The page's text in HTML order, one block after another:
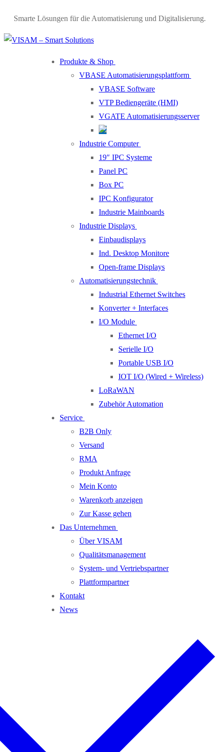
Smarte Lösungen für die Automatisierung und Digitalisierung.
Produkte & Shop
VBASE Automatisierungsplattform
VBASE Software
VTP Bediengeräte (HMI)
VGATE Automatisierungsserver
Industrie Computer
19″ IPC Systeme
Panel PC
Box PC
IPC Konfigurator
Industrie Mainboards
Industrie Displays
Einbaudisplays
Ind. Desktop Monitore
Open-frame Displays
Automatisierungstechnik
Industrial Ethernet Switches
Konverter + Interfaces
I/O Module
Ethernet I/O
Serielle I/O
Portable USB I/O
IOT I/O (Wired + Wireless)
LoRaWAN
Zubehör Automation
Service
B2B Only
Versand
RMA
Produkt Anfrage
Mein Konto
Warenkorb anzeigen
Zur Kasse gehen
Das Unternehmen
Über VISAM
Qualitätsmanagement
System- und Vertriebspartner
Plattformpartner
Kontakt
News